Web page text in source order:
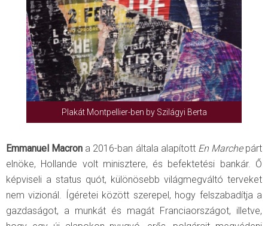
Plakát Montpellier-ben by Szilágyi Berta
Emmanuel Macron a 2016-ban általa alapított En Marchepárt
elnöke, Hollande volt minisztere, és befektetési bankár. Ő
képviseli a status quót, különösebb világmegváltó terveket
nem vizionál. Ígéretei között szerepel, hogy felszabadítja a
gazdaságot, a munkát és magát Franciaországot, illetve,